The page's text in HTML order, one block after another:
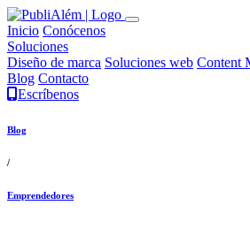
Inicio Conócenos
Soluciones
Diseño de marca Soluciones web Content
Blog Contacto
Escríbenos
Blog
/
Emprendedores